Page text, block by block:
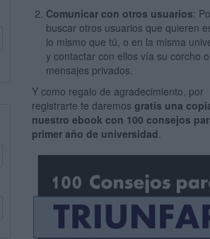
Comunicar con otros usuarios:
buscar otros usuarios que quieren
lo mismo que tú, o en la misma
y contactar con ellos vía su corcho
mensajes privados.
Y como regalo de agradecimiento, por
registrarte te daremosgratis una
nuestro ebook con 100 consejos
primer año de universidad.